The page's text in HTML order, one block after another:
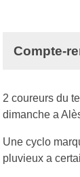
Compte-
2 coureurs du
dimanche a
Une cyclo
pluvieux a